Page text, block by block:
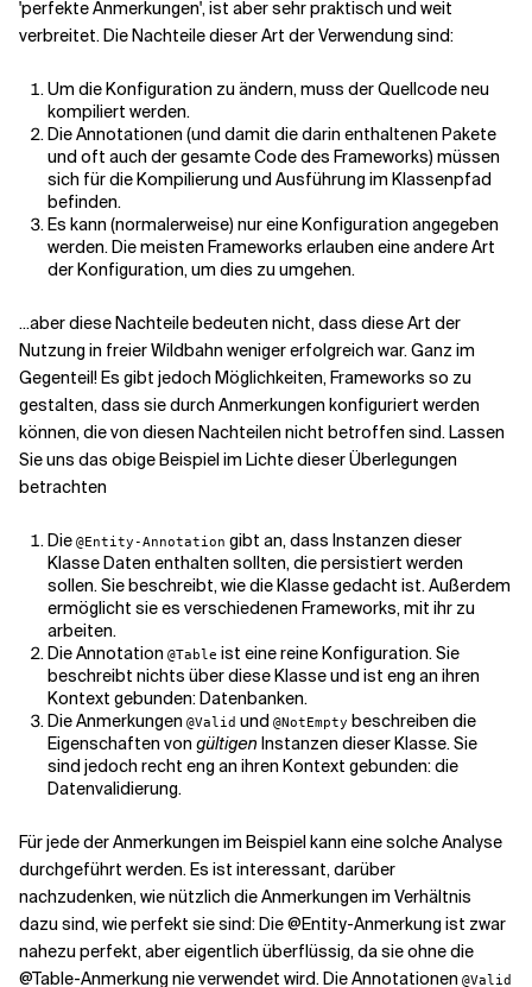
'perfekte Anmerkungen', ist aber sehr praktisch und weit
verbreitet. Die Nachteile dieser Art der Verwendung sind:
Um die Konfiguration zu ändern, muss der Quellcode neu
kompiliert werden.
Die Annotationen (und damit die darin enthaltenen Pakete
und oft auch der gesamte Code des Frameworks) müssen
sich für die Kompilierung und Ausführung im Klassenpfad
befinden.
Es kann (normalerweise) nur eine Konfiguration angegeben
werden. Die meisten Frameworks erlauben eine andere Art
der Konfiguration, um dies zu umgehen.
...aber diese Nachteile bedeuten nicht, dass diese Art der
Nutzung in freier Wildbahn weniger erfolgreich war. Ganz im
Gegenteil! Es gibt jedoch Möglichkeiten, Frameworks so zu
gestalten, dass sie durch Anmerkungen konfiguriert werden
können, die von diesen Nachteilen nicht betroffen sind. Lassen
Sie uns das obige Beispiel im Lichte dieser Überlegungen
betrachten
Die @Entity-Annotation gibt an, dass Instanzen dieser
Klasse Daten enthalten sollten, die persistiert werden
sollen. Sie beschreibt, wie die Klasse gedacht ist. Außerdem
ermöglicht sie es verschiedenen Frameworks, mit ihr zu
arbeiten.
Die Annotation @Table ist eine reine Konfiguration. Sie
beschreibt nichts über diese Klasse und ist eng an ihren
Kontext gebunden: Datenbanken.
Die Anmerkungen @Valid und @NotEmpty beschreiben die
Eigenschaften von gültigen Instanzen dieser Klasse. Sie
sind jedoch recht eng an ihren Kontext gebunden: die
Datenvalidierung.
Für jede der Anmerkungen im Beispiel kann eine solche Analyse
durchgeführt werden. Es ist interessant, darüber
nachzudenken, wienützlich die Anmerkungen im Verhältnis
dazu sind, wieperfekt sie sind: Die@Entity-Anmerkung ist zwar
nahezu perfekt, aber eigentlich überflüssig, da sie ohne die
@Table-Anmerkung nie verwendet wird. Die Annotationen @Valid